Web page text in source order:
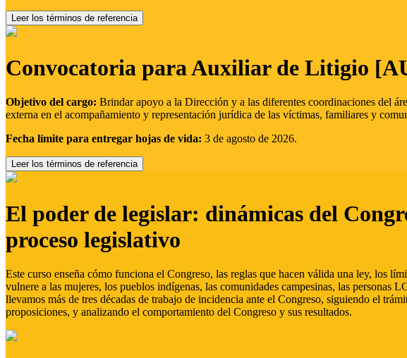
Leer los términos de referencia
Convocatoria para Auxiliar de Litigio
Objetivo del cargo: Brindar apoyo a la Dirección y a las diferentes coordinaciones del
externa en el acompañamiento y representación jurídica de las víctimas, familiares y
Fecha límite para entregar hojas de vida: 3 de agosto de 2026.
Leer los términos de referencia
El poder de legislar: dinámicas del
proceso legislativo
Este curso enseña cómo funciona el Congreso, las reglas que hacen válida una ley, los
vulnere a las mujeres, los pueblos indígenas, las comunidades campesinas, las personas
llevamos más de tres décadas de trabajo de incidencia ante el Congreso, siguiendo el
proposiciones, y analizando el comportamiento del Congreso y sus resultados.